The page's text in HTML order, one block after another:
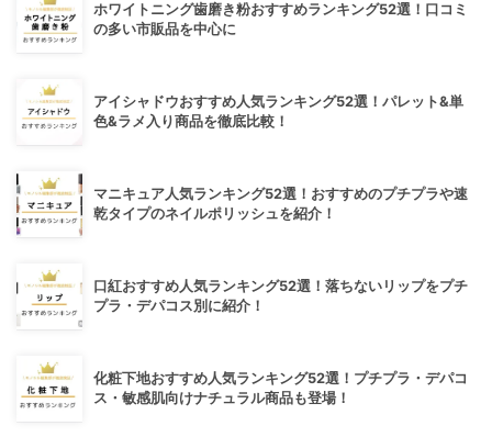
ホワイトニング歯磨き粉おすすめランキング52選！口コミ
の多い市販品を中心に
アイシャドウおすすめ人気ランキング52選！パレット&単
色&ラメ入り商品を徹底比較！
マニキュア人気ランキング52選！おすすめのプチプラや速
乾タイプのネイルポリッシュを紹介！
口紅おすすめ人気ランキング52選！落ちないリップをプチ
プラ・デパコス別に紹介！
化粧下地おすすめ人気ランキング52選！プチプラ・デパコ
ス・敏感肌向けナチュラル商品も登場！